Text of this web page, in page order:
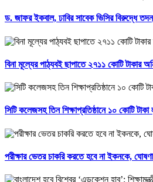
ড. জাফর ইকবাল, ঢাবির সাবেক ভিসির বিরুদ্ধে
বিনা মূল্যের পাঠ্যবই ছাপাতে ২৭১১ কোটি টাকার
সিটি কলেজসহ তিন শিক্ষাপ্রতিষ্ঠানে ১০ কোটি
পরীক্ষার ভেতর চাকরি করতে হবে না ইকনকে, ঘোষণা